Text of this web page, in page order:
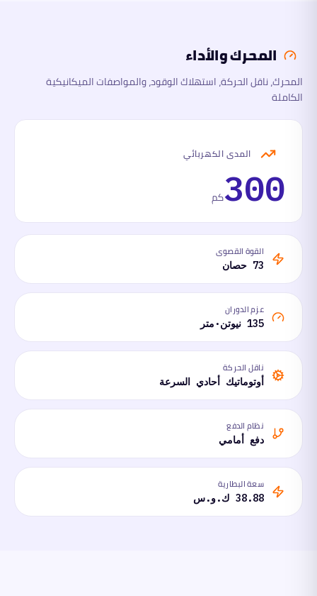
الأبعاد
ما
لها
وما
عليها
المحرك والأداء
المحرك، ناقل الحركة، استهلاك الوقود، والمواصفات الميكانيكية
الكاملة
المدى الكهربائي
300كم
القوة القصوى
73 حصان
عزم الدوران
135 نيوتن·متر
ناقل الحركة
أوتوماتيك أحادي السرعة
نظام الدفع
دفع أمامي
سعة البطارية
38.88 ك.و.س